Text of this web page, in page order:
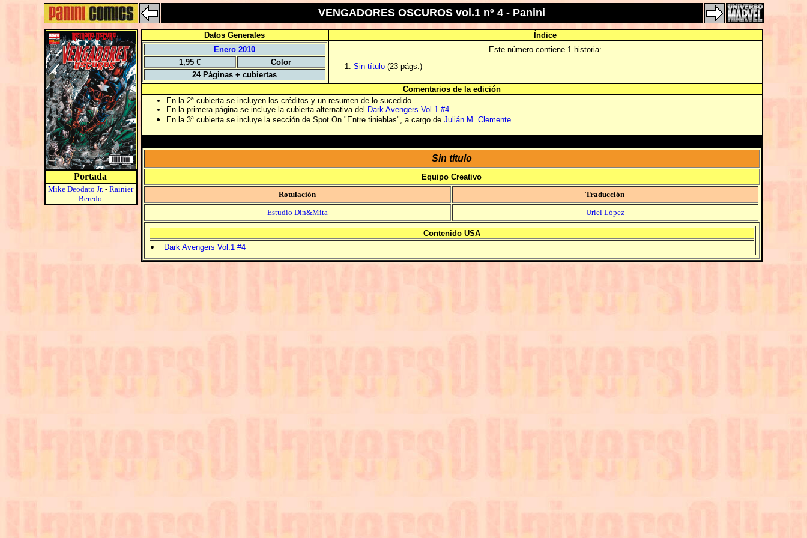
VENGADORES OSCUROS vol.1 nº 4 - Panini
Portada
Mike Deodato Jr.- Rainier
Beredo
Datos Generales
Índice
Enero 2010
1,95 €
Color
24 Páginas + cubiertas
Este número contiene 1 historia:
Sin título(23 págs.)
Comentarios de la edición
En la 2ª cubierta se incluyen los créditos y un resumen de lo sucedido.
En la primera página se incluye la cubierta alternativa del Dark Avengers Vol.1 #4.
En la 3ª cubierta se incluye la sección de Spot On "Entre tinieblas", a cargo de Julián M. Clemente.
Sin título
Equipo Creativo
Rotulación
Traducción
Estudio Din&Mita
Uriel López
Contenido USA
Dark Avengers Vol.1 #4